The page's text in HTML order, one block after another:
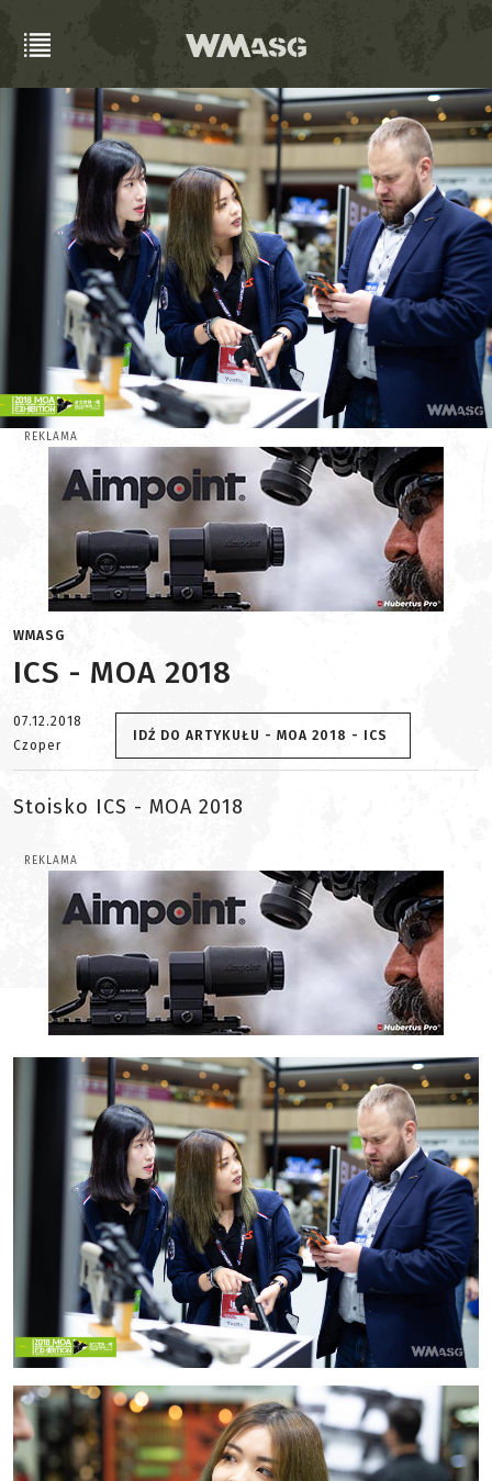
REKLAMA
WMASG
ICS - MOA 2018
07.12.2018
Czoper
IDŹ DO ARTYKUŁU - MOA 2018 - ICS
Stoisko ICS - MOA 2018
REKLAMA